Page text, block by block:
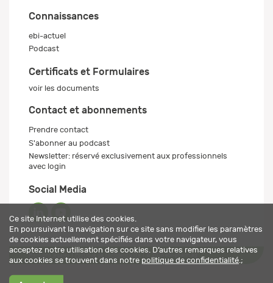
Connaissances
ebi-actuel
Podcast
Certificats et Formulaires
voir les documents
Contact et abonnements
Prendre contact
S'abonner au podcast
Newsletter: réservé exclusivement aux professionnels
avec login
Social Media
Ce site Internet utilise des cookies.
En poursuivant la navigation sur ce site sans modifier les paramètres
de cookies actuellement spécifiés dans votre navigateur, vous
acceptez notre utilisation des cookies. D’autres remarques relatives
aux cookies se trouvent dans notre politique de confidentialité .;